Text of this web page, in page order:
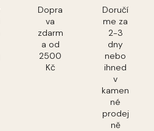
Dopra
va
zdarm
a od
2500
Kč
Doručí
me za
2-3
dny
nebo
ihned
v
kamen
né
prodej
ně